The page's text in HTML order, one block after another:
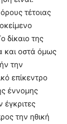
τέτοιας
δίκαιο της
και οστά όμως
την
επίκεντρο
έννομης
έγκριτες
την ηθική